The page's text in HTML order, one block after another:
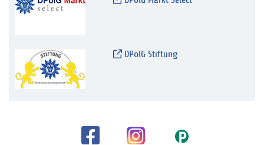
DPolG Stiftung